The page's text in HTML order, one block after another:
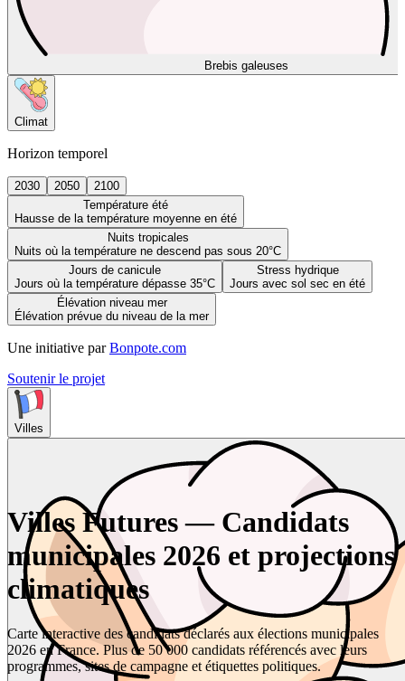
Brebis galeuses
Climat
Horizon temporel
2030 2050
2100
Température été
Hausse de la température moyenne en été
Nuits tropicales
Nuits où la température ne descend pas sous 20°C
Jours de canicule
Jours où la température dépasse 35°C
Stress hydrique
Jours avec sol sec en été
Élévation niveau mer
Élévation prévue du niveau de la mer
Une initiative par Bonpote.com
Soutenir le projet
Villes
Villes Futures — Candidats
municipales 2026 et projections
climatiques
Carte interactive des candidats déclarés aux élections municipales
2026 en France. Plus de 50 000 candidats référencés avec leurs
programmes, sites de campagne et étiquettes politiques.